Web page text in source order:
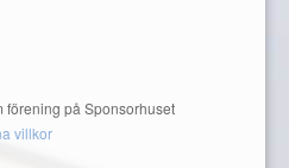
förening på Sponsorhuset
villkor